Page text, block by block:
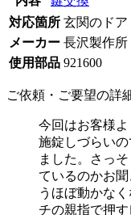
対応箇所 玄関のドア
メーカー 長沢製作所
使用部品 921600
ご依頼・ご要望の詳
今回はお客様よ
施錠しづらい
ました。さっ
ているのかお
うほぼ動かな
チの親指で押